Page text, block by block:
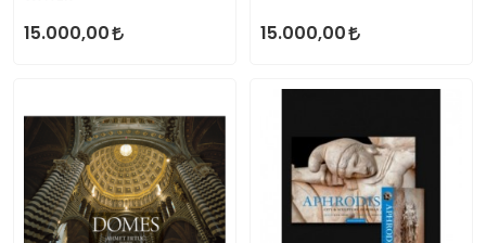
15.000,00 15.000,00